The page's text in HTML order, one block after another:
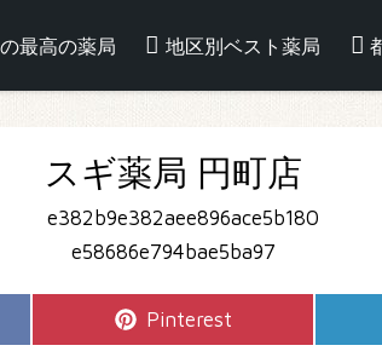
最高の薬局 地区別ベスト薬局
スギ薬局 円町店
Share
Pinterest